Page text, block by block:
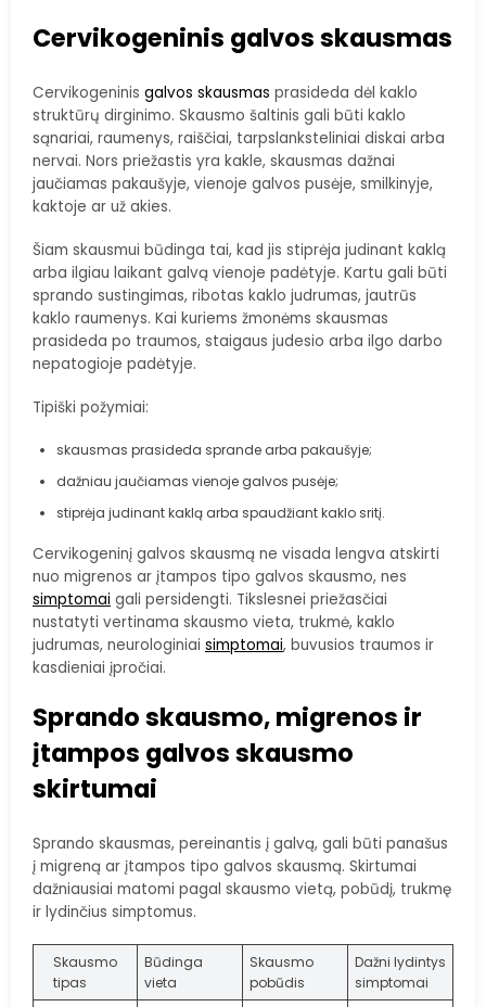
Cervikogeninis galvos skausmas
Cervikogeninis galvos skausmas prasideda dėl kaklo
struktūrų dirginimo. Skausmo šaltinis gali būti kaklo
sąnariai, raumenys, raiščiai, tarpslanksteliniai diskai arba
nervai. Nors priežastis yra kakle, skausmas dažnai
jaučiamas pakaušyje, vienoje galvos pusėje, smilkinyje,
kaktoje ar už akies.
Šiam skausmui būdinga tai, kad jis stiprėja judinant kaklą
arba ilgiau laikant galvą vienoje padėtyje. Kartu gali būti
sprando sustingimas, ribotas kaklo judrumas, jautrūs
kaklo raumenys. Kai kuriems žmonėms skausmas
prasideda po traumos, staigaus judesio arba ilgo darbo
nepatogioje padėtyje.
Tipiški požymiai:
skausmas prasideda sprande arba pakaušyje;
dažniau jaučiamas vienoje galvos pusėje;
stiprėja judinant kaklą arba spaudžiant kaklo sritį.
Cervikogeninį galvos skausmą ne visada lengva atskirti
nuo migrenos ar įtampos tipo galvos skausmo, nes
simptomai gali persidengti. Tikslesnei priežasčiai
nustatyti vertinama skausmo vieta, trukmė, kaklo
judrumas, neurologiniai simptomai, buvusios traumos ir
kasdieniai įpročiai.
Sprando skausmo, migrenos ir
įtampos galvos skausmo
skirtumai
Sprando skausmas, pereinantis į galvą, gali būti panašus
į migreną ar įtampos tipo galvos skausmą. Skirtumai
dažniausiai matomi pagal skausmo vietą, pobūdį, trukmę
ir lydinčius simptomus.
Skausmo
tipas
Būdinga
vieta
Skausmo
pobūdis
Dažni lydintys
simptomai